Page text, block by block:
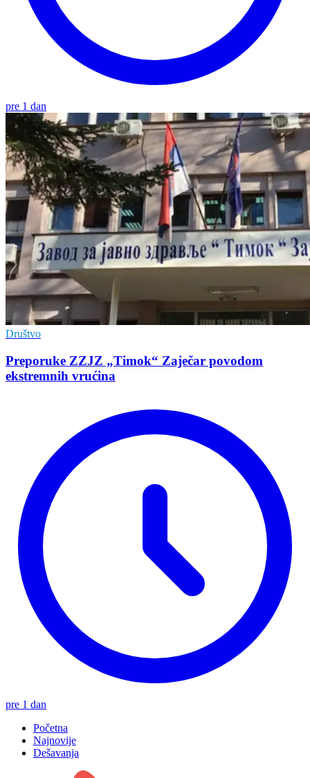
pre 1 dan
Društvo
Preporuke ZZJZ „Timok“ Zaječar povodom
ekstremnih vrućina
pre 1 dan
Početna
Najnovije
Dešavanja